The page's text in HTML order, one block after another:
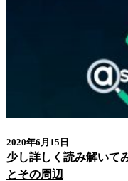
2020年6月15日
少し詳しく読み解いて
とその周辺